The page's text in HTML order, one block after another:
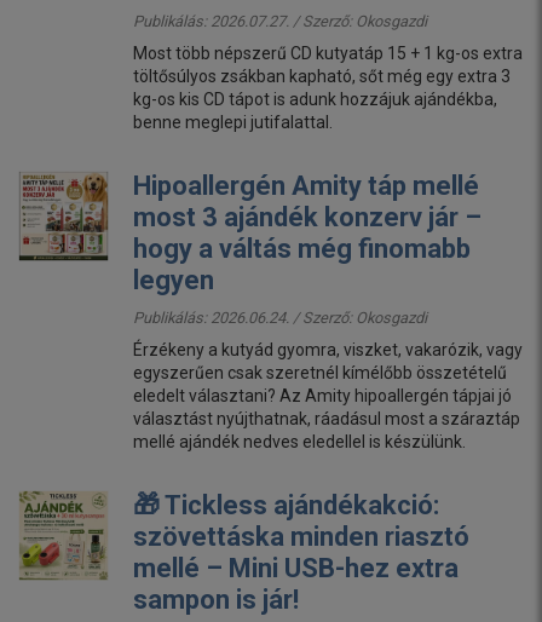
Publikálás: 2026.07.27. / Szerző: Okosgazdi
Most több népszerű CD kutyatáp 15 + 1 kg-os extra
töltősúlyos zsákban kapható, sőt még egy extra 3
kg-os kis CD tápot is adunk hozzájuk ajándékba,
benne meglepi jutifalattal.
Hipoallergén Amity táp mellé
most 3 ajándék konzerv jár –
hogy a váltás még finomabb
legyen
Publikálás: 2026.06.24. / Szerző: Okosgazdi
Érzékeny a kutyád gyomra, viszket, vakarózik, vagy
egyszerűen csak szeretnél kímélőbb összetételű
eledelt választani? Az Amity hipoallergén tápjai jó
választást nyújthatnak, ráadásul most a száraztáp
mellé ajándék nedves eledellel is készülünk.
🎁 Tickless ajándékakció:
szövettáska minden riasztó
mellé – Mini USB-hez extra
sampon is jár!